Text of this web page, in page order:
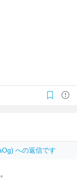
への返信です